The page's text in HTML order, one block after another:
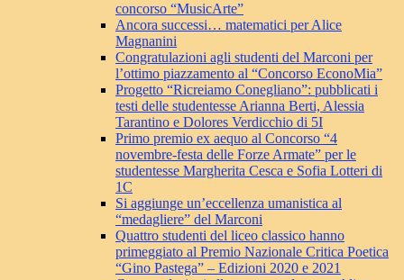
concorso “MusicArte”
Ancora successi… matematici per Alice
Magnanini
Congratulazioni agli studenti del Marconi per
l’ottimo piazzamento al “Concorso EconoMia”
Progetto “Ricreiamo Conegliano”: pubblicati i
testi delle studentesse Arianna Berti, Alessia
Tarantino e Dolores Verdicchio di 5I
Primo premio ex aequo al Concorso “4
novembre-festa delle Forze Armate” per le
studentesse Margherita Cesca e Sofia Lotteri di
1C
Si aggiunge un’eccellenza umanistica al
“medagliere” del Marconi
Quattro studenti del liceo classico hanno
primeggiato al Premio Nazionale Critica Poetica
“Gino Pastega” – Edizioni 2020 e 2021